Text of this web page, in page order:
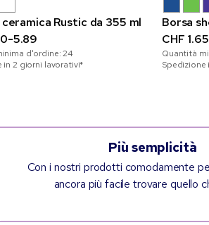
ceramica Rustic da 355 ml
5.89
d'ordine:24
in 2 giorni lavorativi*
Borsa
CHF
Quantità
Spedizione
Più semplicità
Con i nostri prodotti comodamente
ancora più facile trovare quello